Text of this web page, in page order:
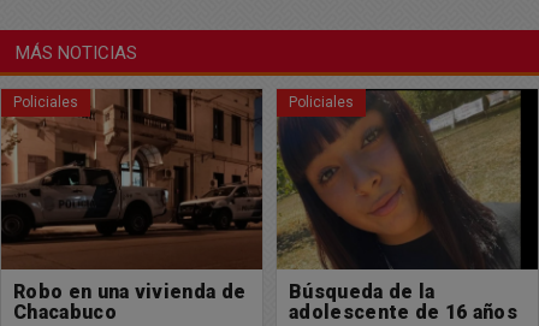
MÁS NOTICIAS
Policiales
Robo en una vivienda de
Chacabuco
Policiales
Búsqueda de la
adolescente de 16 años